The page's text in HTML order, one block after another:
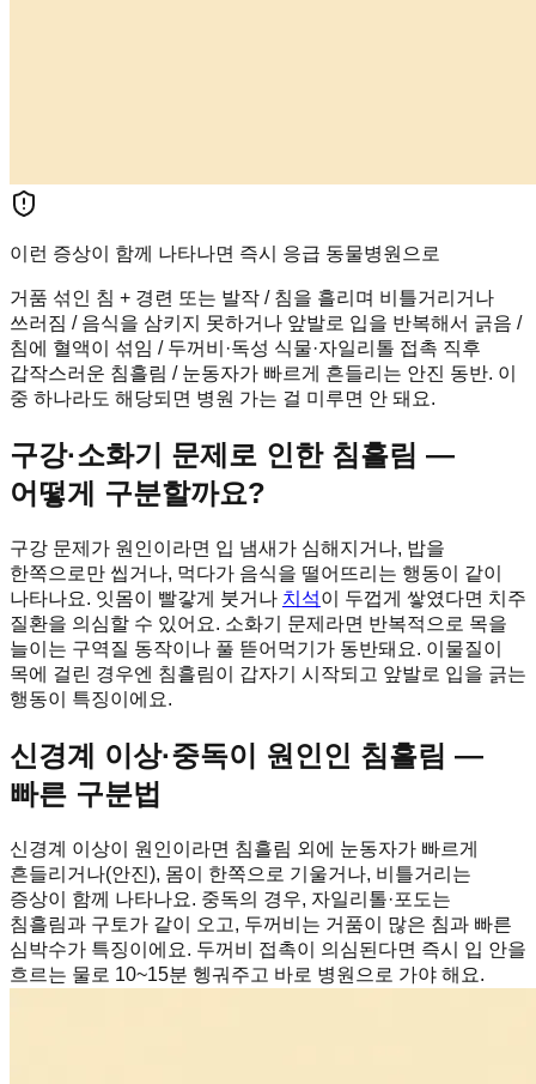
이런 증상이 함께 나타나면 즉시 응급 동물병원으로
거품 섞인 침 + 경련 또는 발작 / 침을 흘리며 비틀거리거나
쓰러짐 / 음식을 삼키지 못하거나 앞발로 입을 반복해서 긁음 /
침에 혈액이 섞임 / 두꺼비·독성 식물·자일리톨 접촉 직후
갑작스러운 침흘림 / 눈동자가 빠르게 흔들리는 안진 동반. 이
중 하나라도 해당되면 병원 가는 걸 미루면 안 돼요.
구강·소화기 문제로 인한 침흘림 —
어떻게 구분할까요?
구강 문제가 원인이라면 입 냄새가 심해지거나, 밥을
한쪽으로만 씹거나, 먹다가 음식을 떨어뜨리는 행동이 같이
나타나요. 잇몸이 빨갛게 붓거나 치석이 두껍게 쌓였다면 치주
질환을 의심할 수 있어요. 소화기 문제라면 반복적으로 목을
늘이는 구역질 동작이나 풀 뜯어먹기가 동반돼요. 이물질이
목에 걸린 경우엔 침흘림이 갑자기 시작되고 앞발로 입을 긁는
행동이 특징이에요.
신경계 이상·중독이 원인인 침흘림 —
빠른 구분법
신경계 이상이 원인이라면 침흘림 외에 눈동자가 빠르게
흔들리거나(안진), 몸이 한쪽으로 기울거나, 비틀거리는
증상이 함께 나타나요. 중독의 경우, 자일리톨·포도는
침흘림과 구토가 같이 오고, 두꺼비는 거품이 많은 침과 빠른
심박수가 특징이에요. 두꺼비 접촉이 의심된다면 즉시 입 안을
흐르는 물로 10~15분 헹궈주고 바로 병원으로 가야 해요.